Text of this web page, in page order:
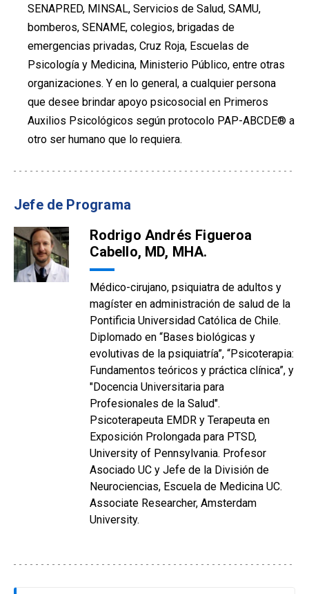
SENAPRED, MINSAL, Servicios de Salud, SAMU,
bomberos, SENAME, colegios, brigadas de
emergencias privadas, Cruz Roja, Escuelas de
Psicología y Medicina, Ministerio Público, entre otras
organizaciones. Y en lo general, a cualquier persona
que desee brindar apoyo psicosocial en Primeros
Auxilios Psicológicos según protocolo PAP-ABCDE® a
otro ser humano que lo requiera.
Jefe de Programa
Rodrigo Andrés Figueroa
Cabello, MD, MHA.
Médico-cirujano, psiquiatra de adultos y
magíster en administración de salud de la
Pontificia Universidad Católica de Chile.
Diplomado en “Bases biológicas y
evolutivas de la psiquiatría”, “Psicoterapia:
Fundamentos teóricos y práctica clínica”, y
"Docencia Universitaria para
Profesionales de la Salud".
Psicoterapeuta EMDR y Terapeuta en
Exposición Prolongada para PTSD,
University of Pennsylvania. Profesor
Asociado UC y Jefe de la División de
Neurociencias, Escuela de Medicina UC.
Associate Researcher, Amsterdam
University.